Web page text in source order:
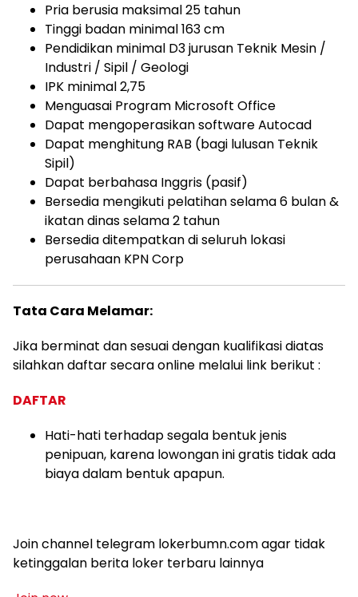
Pria berusia maksimal 25 tahun
Tinggi badan minimal 163 cm
Pendidikan minimal D3 jurusan Teknik Mesin /
Industri / Sipil / Geologi
IPK minimal 2,75
Menguasai Program Microsoft Office
Dapat mengoperasikan software Autocad
Dapat menghitung RAB (bagi lulusan Teknik
Sipil)
Dapat berbahasa Inggris (pasif)
Bersedia mengikuti pelatihan selama 6 bulan &
ikatan dinas selama 2 tahun
Bersedia ditempatkan di seluruh lokasi
perusahaan KPN Corp
Tata Cara Melamar:
Jika berminat dan sesuai dengan kualifikasi diatas
silahkan daftar secara online melalui link berikut :
DAFTAR
Hati-hati terhadap segala bentuk jenis
penipuan, karena lowongan ini gratis tidak ada
biaya dalam bentuk apapun.
Join channel telegram lokerbumn.com agar tidak
ketinggalan berita loker terbaru lainnya